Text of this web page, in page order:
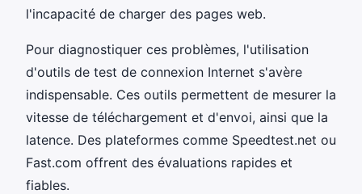
l'incapacité de charger des pages web.
Pour diagnostiquer ces problèmes, l'utilisation
d'outils de test de connexion Internet s'avère
indispensable. Ces outils permettent de mesurer la
vitesse de téléchargement et d'envoi, ainsi que la
latence. Des plateformes comme Speedtest.net ou
Fast.com offrent des évaluations rapides et
fiables.